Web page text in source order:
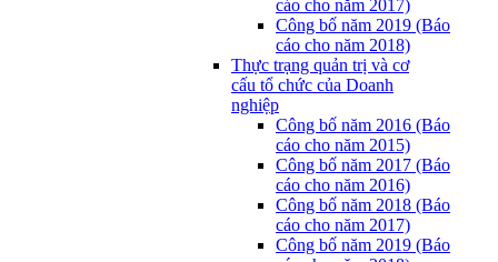
cáo cho năm 2017)
Công bố năm 2019 (Báo
cáo cho năm 2018)
Thực trạng quản trị và cơ
cấu tổ chức của Doanh
nghiệp
Công bố năm 2016 (Báo
cáo cho năm 2015)
Công bố năm 2017 (Báo
cáo cho năm 2016)
Công bố năm 2018 (Báo
cáo cho năm 2017)
Công bố năm 2019 (Báo